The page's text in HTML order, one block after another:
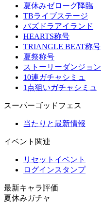
夏休みゼローグ降臨
TBライブステージ
パズドラアイランド
HEARTS称号
TRIANGLE BEAT称号
夏祭称号
ストーリーダンジョン
10連ガチャシミュ
1点狙いガチャシミュ
スーパーゴッドフェス
当たりと最新情報
イベント関連
リセットイベント
ログインスタンプ
最新キャラ評価
夏休みガチャ